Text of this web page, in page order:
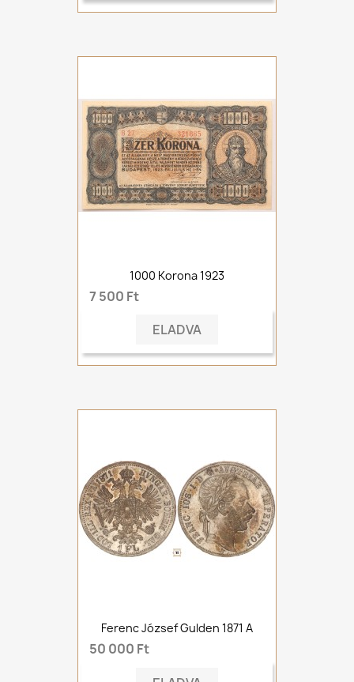
1000 Korona 1923
7 500 Ft
ELADVA
Ferenc József Gulden 1871 A
50 000 Ft